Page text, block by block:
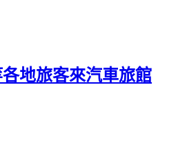
地旅客來汽車旅館